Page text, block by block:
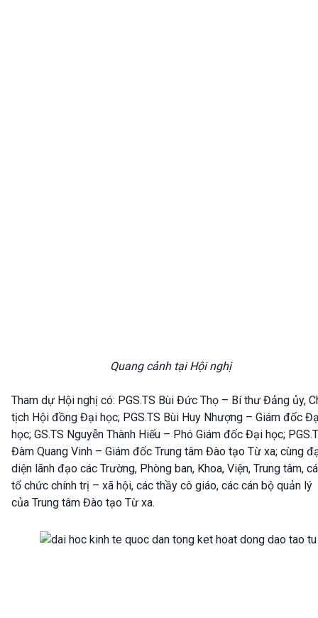
Quang cảnh tại Hội nghị
Tham dự Hội nghị có: PGS.TS Bùi Đức Thọ – Bí thư Đảng ủy,
tịch Hội đồng Đại học; PGS.TS Bùi Huy Nhượng – Giám đốc
học; GS.TS Nguyễn Thành Hiếu – Phó Giám đốc Đại học;
Đàm Quang Vinh – Giám đốc Trung tâm Đào tạo Từ xa; cùng
diện lãnh đạo các Trường, Phòng ban, Khoa, Viện, Trung tâm,
tổ chức chính trị – xã hội, các thầy cô giáo, các cán bộ quản lý
của Trung tâm Đào tạo Từ xa.